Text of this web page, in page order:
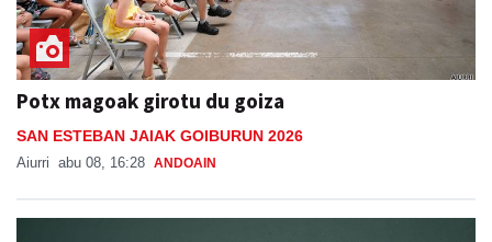
Potx magoak girotu du goiza
SAN ESTEBAN JAIAK GOIBURUN 2026
Aiurri abu 08, 16:28 ANDOAIN